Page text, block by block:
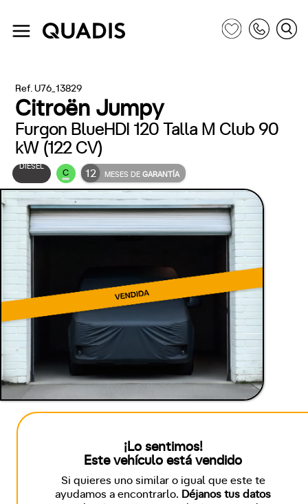
Ref. U76_13829
Citroën Jumpy
Furgon BlueHDI 120 Talla M Club 90
kW (122 CV)
DIÉSEL
C 12 MESES DEGARANTÍA
¡Lo sentimos!
Este vehículo está vendido
Si quieres uno similar o igual que este te
ayudamos a encontrarlo. Déjanos tus datos